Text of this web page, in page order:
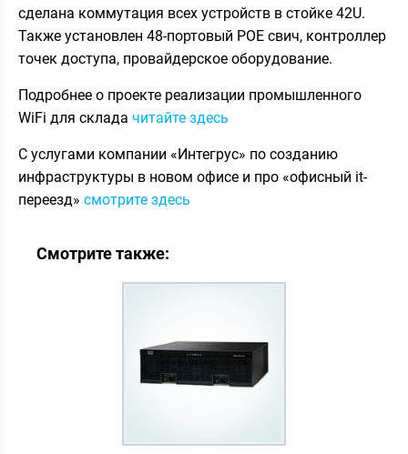
сделана коммутация всех устройств в стойке 42U.
Также установлен 48-портовый POE свич, контроллер
точек доступа, провайдерское оборудование.
Подробнее о проекте реализации промышленного
WiFi для склада читайте здесь
С услугами компании «Интегрус» по созданию
инфраструктуры в новом офисе и про «офисный it-
переезд» смотрите здесь
Смотрите также: